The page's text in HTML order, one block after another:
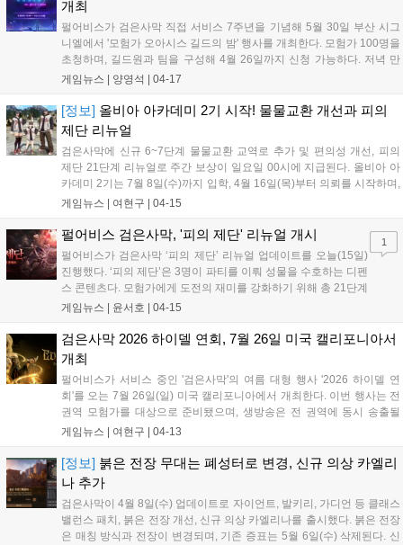
개최
펄어비스가 검은사막 직접 서비스 7주년을 기념해 5월 30일 부산 시그
니엘에서 '모험가 오아시스 길드의 밤' 행사를 개최한다. 모험가 100명을
초청하며, 길드원과 팀을 구성해 4월 26일까지 신청 가능하다. 저녁 만
찬과 최현우 마술쇼, 길드 대항전 등 다채로운 프로그램이 마련된다....
게임뉴스 | 양영석 04-17
[정보] 올비아 아카데미 2기 시작! 물물교환 개선과 피의
제단 리뉴얼
검은사막에 신규 6~7단계 물물교환 교역로 추가 및 편의성 개선, 피의
제단 21단계 리뉴얼로 주간 보상이 일요일 00시에 지급된다. 올비아 아
카데미 2기는 7월 8일(수)까지 입학, 4월 16일(목)부터 의뢰를 시작하며,
드라카니아/가디언은 5월 6일 정기점검 전까지 1은화로 전이가 가능하
게임뉴스 | 여현구 04-15
펄어비스 검은사막, '피의 제단' 리뉴얼 개시
펄어비스가 검은사막 ‘피의 제단’ 리뉴얼 업데이트를 오늘(15일)
진행했다. ‘피의 제단’은 3명이 파티를 이뤄 성물을 수호하는 디펜
스 콘텐츠다. 모험가에게 도전의 재미를 강화하기 위해 총 21단계
콘텐츠로 리뉴얼했다. 모험가의 공격력에 따라 추가 개방할 예정
수 있다. 모험가는 ‘피의 제단’ 클...
게임뉴스 | 윤서호 04-15
1
검은사막 2026 하이델 연회, 7월 26일 미국 캘리포니아서
개최
펄어비스가 서비스 중인 '검은사막'의 여름 대형 행사 '2026 하이델 연
회'를 오는 7월 26일(일) 미국 캘리포니아에서 개최한다. 이번 행사는 전
권역 모험가를 대상으로 준비됐으며, 생방송은 전 권역에 동시 송출될
예정이다. 펄어비스는 검은사막 공식 홈페이지를 통해 '2026 여름 하이
게임뉴스 | 여현구 04-13
[정보] 붉은 전장 무대는 폐성터로 변경, 신규 의상 카엘리
나 추가
검은사막이 4월 8일(수) 업데이트로 자이언트, 발키리, 가디언 등 클래스
밸런스 패치, 붉은 전장 개선, 신규 의상 카엘리나를 출시했다. 붉은 전장
은 매칭 방식과 전장이 변경되며, 기존 증표는 5월 6일(수) 삭제된다. 신